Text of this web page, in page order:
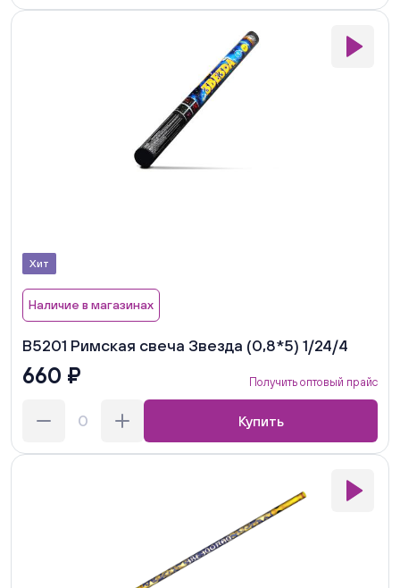
Хит
Наличие в магазинах
В5201 Римская свеча Звезда (0,8*5) 1/24/4
660 ₽ Получить оптовый прайс
Купить